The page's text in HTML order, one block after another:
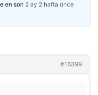
en son 2 ay 2 hafta önce
#16399